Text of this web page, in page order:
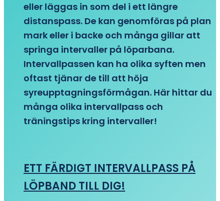
eller läggas in som del i ett längre
distanspass. De kan genomföras på plan
mark eller i backe och många gillar att
springa intervaller på löparbana.
Intervallpassen kan ha olika syften men
oftast tjänar de till att höja
syreupptagningsförmågan. Här hittar du
många olika intervallpass och
träningstips kring intervaller!
ETT FÄRDIGT INTERVALLPASS PÅ
LÖPBAND TILL DIG!